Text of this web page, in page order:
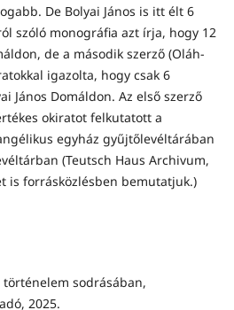
De Bolyai János is itt élt 6
szóló monográfia azt írja, hogy 12
de a második szerző (Oláh-
igazolta, hogy csak 6
János Domáldon. Az első szerző
okiratot felkutatott a
egyház gyűjtőlevéltárában
(Teutsch Haus Archivum,
is forrásközlésben bemutatjuk.)
történelem sodrásában,
2025.